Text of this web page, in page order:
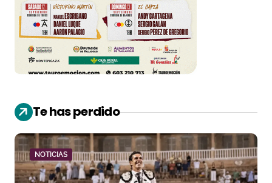
Te has perdido
NOTICIAS